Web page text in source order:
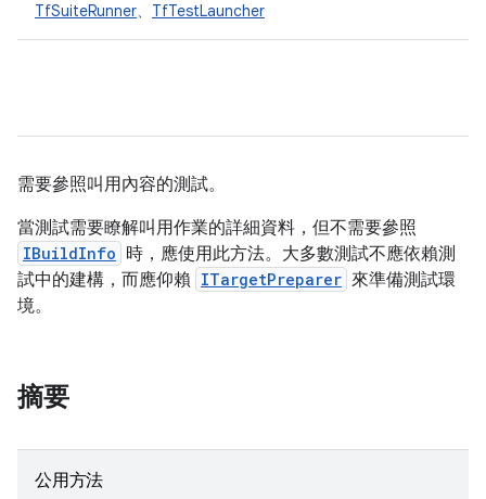
TfSuiteRunner、 TfTestLauncher
需要參照叫用內容的測試。
當測試需要瞭解叫用作業的詳細資料，但不需要參照
IBuildInfo 時，應使用此方法。大多數測試不應依賴測
試中的建構，而應仰賴 ITargetPreparer 來準備測試環
境。
摘要
公用方法